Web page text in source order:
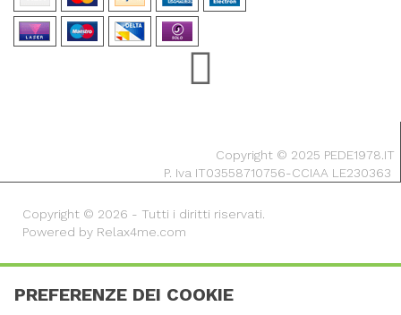
Copyright © 2025 PEDE1978.IT
P. Iva IT03558710756-CCIAA LE230363
Copyright © 2026 - Tutti i diritti riservati.
Powered by Relax4me.com
PREFERENZE DEI COOKIE